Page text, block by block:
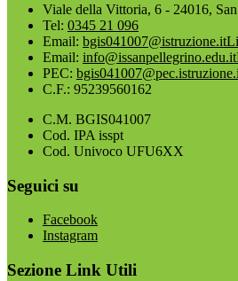
Viale della Vittoria, 6 - 24016,
Tel: 0345 21 096
Email: bgis041007@istruzione.it
Email: info@issanpellegrino.edu.it
PEC:
C.F.: 95239560162
C.M. BGIS041007
Cod. IPA isspt
Cod. Univoco UFU6XX
Seguici su
Facebook
Instagram
Sezione Link Utili